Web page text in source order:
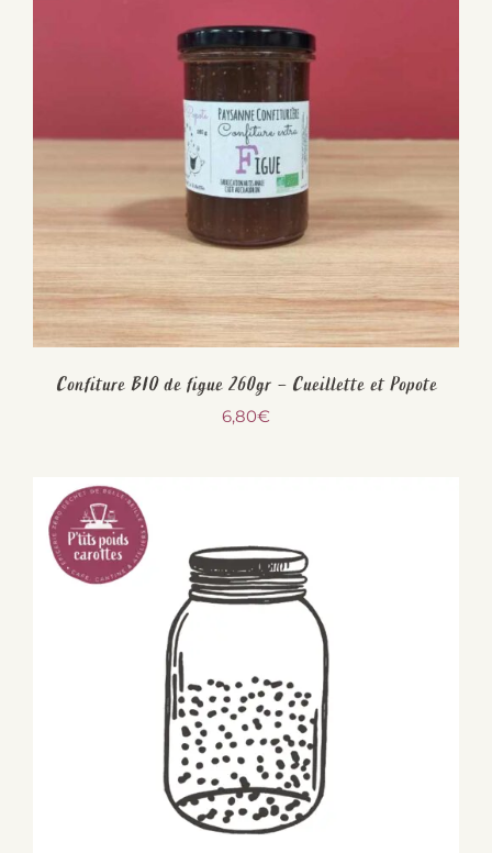
Confiture BIO de figue 260gr – Cueillette et Popote
6,80€